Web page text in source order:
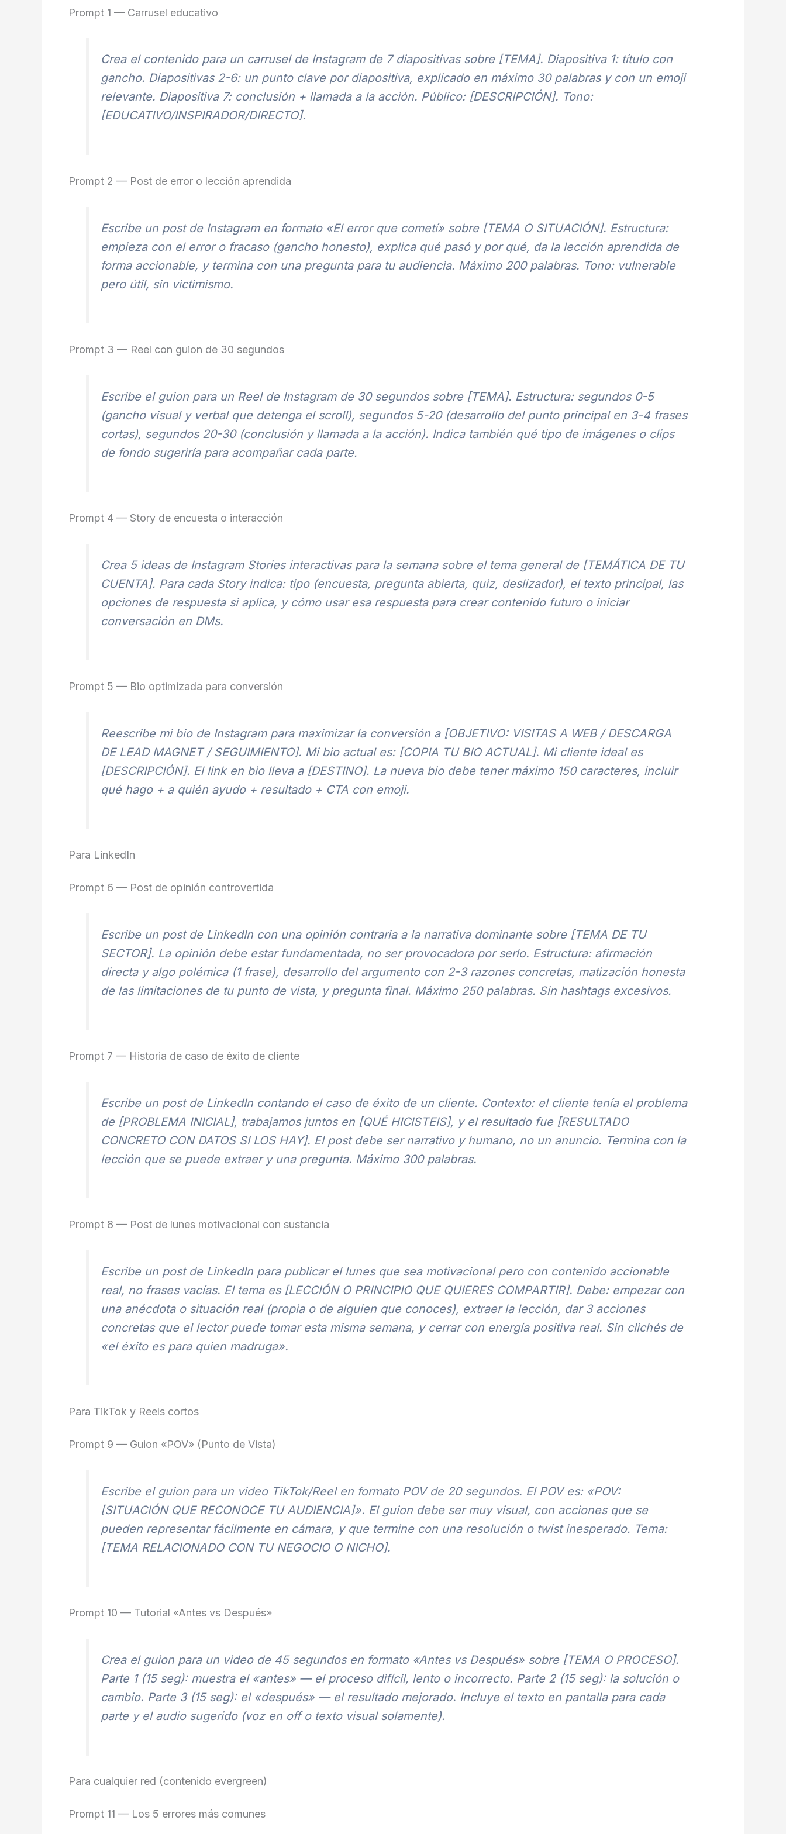
Prompt 1 — Carrusel educativo
Crea el contenido para un carrusel de Instagram de 7 diapositivas sobre [TEMA]. Diapositiva 1: título con
gancho. Diapositivas 2-6: un punto clave por diapositiva, explicado en máximo 30 palabras y con un emoji
relevante. Diapositiva 7: conclusión + llamada a la acción. Público: [DESCRIPCIÓN]. Tono:
[EDUCATIVO/INSPIRADOR/DIRECTO].
Prompt 2 — Post de error o lección aprendida
Escribe un post de Instagram en formato «El error que cometí» sobre [TEMA O SITUACIÓN]. Estructura:
empieza con el error o fracaso (gancho honesto), explica qué pasó y por qué, da la lección aprendida de
forma accionable, y termina con una pregunta para tu audiencia. Máximo 200 palabras. Tono: vulnerable
pero útil, sin victimismo.
Prompt 3 — Reel con guion de 30 segundos
Escribe el guion para un Reel de Instagram de 30 segundos sobre [TEMA]. Estructura: segundos 0-5
(gancho visual y verbal que detenga el scroll), segundos 5-20 (desarrollo del punto principal en 3-4 frases
cortas), segundos 20-30 (conclusión y llamada a la acción). Indica también qué tipo de imágenes o clips
de fondo sugeriría para acompañar cada parte.
Prompt 4 — Story de encuesta o interacción
Crea 5 ideas de Instagram Stories interactivas para la semana sobre el tema general de [TEMÁTICA DE TU
CUENTA]. Para cada Story indica: tipo (encuesta, pregunta abierta, quiz, deslizador), el texto principal, las
opciones de respuesta si aplica, y cómo usar esa respuesta para crear contenido futuro o iniciar
conversación en DMs.
Prompt 5 — Bio optimizada para conversión
Reescribe mi bio de Instagram para maximizar la conversión a [OBJETIVO: VISITAS A WEB / DESCARGA
DE LEAD MAGNET / SEGUIMIENTO]. Mi bio actual es: [COPIA TU BIO ACTUAL]. Mi cliente ideal es
[DESCRIPCIÓN]. El link en bio lleva a [DESTINO]. La nueva bio debe tener máximo 150 caracteres, incluir
qué hago + a quién ayudo + resultado + CTA con emoji.
Para LinkedIn
Prompt 6 — Post de opinión controvertida
Escribe un post de LinkedIn con una opinión contraria a la narrativa dominante sobre [TEMA DE TU
SECTOR]. La opinión debe estar fundamentada, no ser provocadora por serlo. Estructura: afirmación
directa y algo polémica (1 frase), desarrollo del argumento con 2-3 razones concretas, matización honesta
de las limitaciones de tu punto de vista, y pregunta final. Máximo 250 palabras. Sin hashtags excesivos.
Prompt 7 — Historia de caso de éxito de cliente
Escribe un post de LinkedIn contando el caso de éxito de un cliente. Contexto: el cliente tenía el problema
de [PROBLEMA INICIAL], trabajamos juntos en [QUÉ HICISTEIS], y el resultado fue [RESULTADO
CONCRETO CON DATOS SI LOS HAY]. El post debe ser narrativo y humano, no un anuncio. Termina con la
lección que se puede extraer y una pregunta. Máximo 300 palabras.
Prompt 8 — Post de lunes motivacional con sustancia
Escribe un post de LinkedIn para publicar el lunes que sea motivacional pero con contenido accionable
real, no frases vacías. El tema es [LECCIÓN O PRINCIPIO QUE QUIERES COMPARTIR]. Debe: empezar con
una anécdota o situación real (propia o de alguien que conoces), extraer la lección, dar 3 acciones
concretas que el lector puede tomar esta misma semana, y cerrar con energía positiva real. Sin clichés de
«el éxito es para quien madruga».
Para TikTok y Reels cortos
Prompt 9 — Guion «POV» (Punto de Vista)
Escribe el guion para un video TikTok/Reel en formato POV de 20 segundos. El POV es: «POV:
[SITUACIÓN QUE RECONOCE TU AUDIENCIA]». El guion debe ser muy visual, con acciones que se
pueden representar fácilmente en cámara, y que termine con una resolución o twist inesperado. Tema:
[TEMA RELACIONADO CON TU NEGOCIO O NICHO].
Prompt 10 — Tutorial «Antes vs Después»
Crea el guion para un video de 45 segundos en formato «Antes vs Después» sobre [TEMA O PROCESO].
Parte 1 (15 seg): muestra el «antes» — el proceso difícil, lento o incorrecto. Parte 2 (15 seg): la solución o
cambio. Parte 3 (15 seg): el «después» — el resultado mejorado. Incluye el texto en pantalla para cada
parte y el audio sugerido (voz en off o texto visual solamente).
Para cualquier red (contenido evergreen)
Prompt 11 — Los 5 errores más comunes